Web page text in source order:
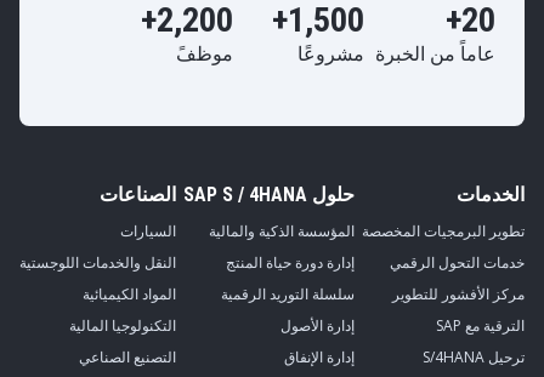
20+
عاماً من الخبرة
1,500+
مشروعًا
2,200+
موظفً
الخدمات
تطوير البرمجيات المخصصة
خدمات التحول الرقمي
مركز الأفشور للتطوير
الترقية مع SAP
ترحيل S/4HANA
حلول SAP S / 4HANA
المؤسسة الذكية والمالية
إدارة دورة حياة المنتج
سلسلة التوريد الرقمية
إدارة الأصول
إدارة الإنفاق
الصناعات
السيارات
النقل والخدمات اللوجستية
المواد الكيميائية
التكنولوجيا المالية
التصنيع الصناعي